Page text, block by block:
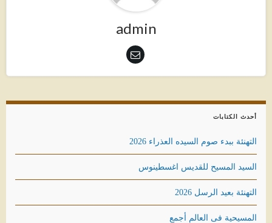
admin
أحدث الكتابات
التهنئة ببدء صوم السيده العذراء 2026
السيد المسيح للقديس اغسطينوس
التهنئة بعيد الرسل 2026
المسيحية فى العالم أجمع